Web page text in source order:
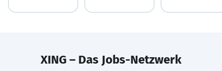
XING – Das Jobs-Netzwerk